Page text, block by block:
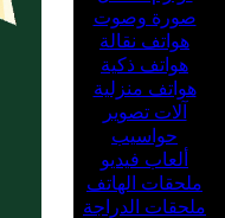
صورة وصوت
هواتف نقالة
هواتف ذكية
هواتف منزلية
آلات تصوير
حواسيب
ألعاب فيديو
ملحقات الهاتف
ملحقات الدراجة